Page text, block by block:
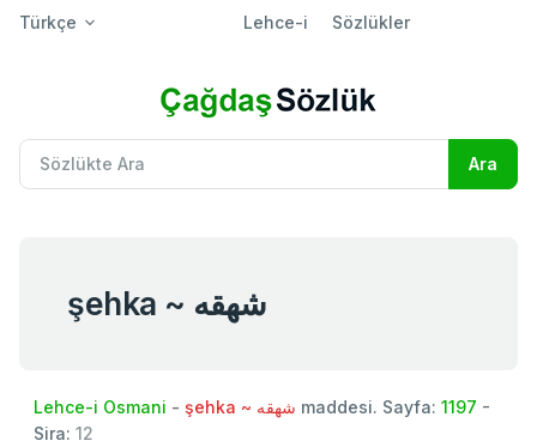
Türkçe Lehce-i Sözlükler
şehka ~ شهقه
Lehce-i Osmani - şehka ~ شهقه maddesi. Sayfa: 1197 -
Sira: 12